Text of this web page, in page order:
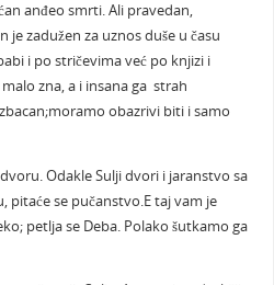
anđeo smrti. Ali pravedan,
je zadužen za uznos duše u času
i po stričevima već po knjizi i
zna, a i insana ga strah
obazrivi biti i samo
Odakle Sulji dvori i jaranstvo sa
pitaće se pučanstvo.E taj vam je
petlja se Deba. Polako šutkamo ga